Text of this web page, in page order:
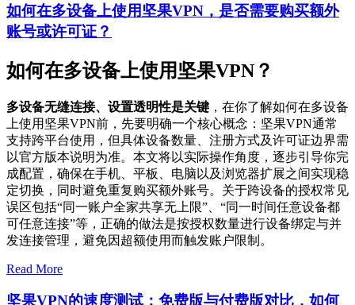
如何在多设备上使用坚果VPN，是否需要购买额外
账号或许可证？
如何在多设备上使用坚果VPN？
多设备无缝连接、设置透明性是关键 ，在你了解如何在多设备
上使用坚果VPN前，先要明确一个核心概念：坚果VPN通常
支持跨平台使用，但具体设备数量、注册方式及许可证边界需
以官方版本说明为准。本文将以实际操作角度，逐步引导你完
成配置，确保在手机、平板、电脑以及浏览器扩展之间实现稳
定切换，同时避免重复购买额外账号。关于跨设备的授权常见
误区包括“同一账户全家共享无上限”、“同一时间任意设备都
可任意连接”等，正确的做法是按授权数量进行设备绑定与并
发连接管理，避免因超额使用而触发账户限制。
Read More
坚果VPN的速度测试：免费版与付费版对比，如何